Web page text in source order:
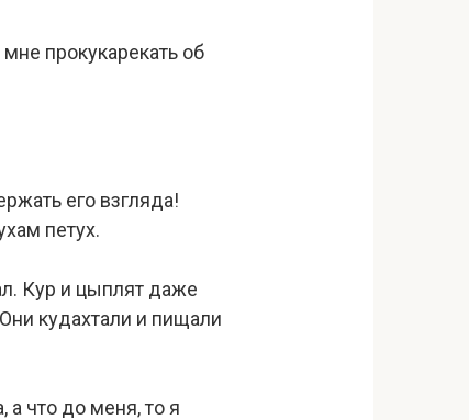
прокукарекать об
его взгляда!
петух.
Кур и цыплят даже
кудахтали и пищали
а что до меня, то я